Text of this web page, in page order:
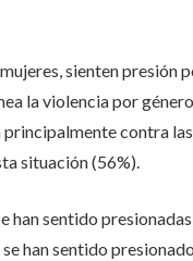
sienten presión
la violencia por
contra
situación (56%).
han sentido
han sentido